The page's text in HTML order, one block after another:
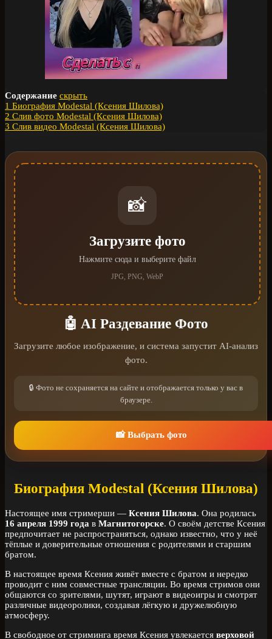
Содержание скрыть
1 Биография Modestal (Ксения Шилова)
2 Слив фото Modestal (Ксения Шилова)
3 Слив видео Modestal (Ксения Шилова)
📸
Загрузите фото
Нажмите сюда и выберите файл
JPG, PNG, WebP
🤖 AI Раздевание Фото
Загрузите любое изображение, и система запустит AI-анализ
фото.
🔒 Фото не сохраняется на сайте и отображается только у вас в
браузере.
📸 Выбрать фото
Биография Modestal (Ксения Шилова)
Настоящее имя стримерши — Ксения Шилова. Она родилась
16 апреля 1999 года в Магнитогорске. О своём детстве Ксения
предпочитает не распространяться, однако известно, что у неё
тёплые и доверительные отношения с родителями и старшим
братом.
В настоящее время Ксения живёт вместе с братом и нередко
проводит с ним совместные трансляции. Во время стримов они
общаются со зрителями, шутят, играют в видеоигры и смотрят
различные видеоролики, создавая лёгкую и дружелюбную
атмосферу.
В свободное от стриминга время Ксения увлекается верховой